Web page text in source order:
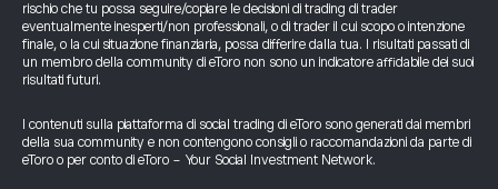
rischio che tu possa seguire/copiare le decisioni di trading di trader
eventualmente inesperti/non professionali, o di trader il cui scopo o intenzione
finale, o la cui situazione finanziaria, possa differire dalla tua. I risultati passati di
un membro della community di eToro non sono un indicatore affidabile dei suoi
risultati futuri.
I contenuti sulla piattaforma di social trading di eToro sono generati dai membri
della sua community e non contengono consigli o raccomandazioni da parte di
eToro o per conto di eToro - Your Social Investment Network.